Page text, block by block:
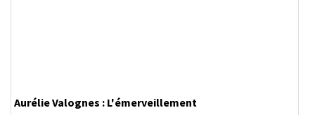
Aurélie Valognes : L'émerveillement